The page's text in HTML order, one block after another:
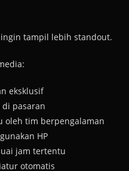
tampil lebih standout.
eksklusif
pasaran
oleh tim berpengalaman
HP
jam tertentu
otomatis